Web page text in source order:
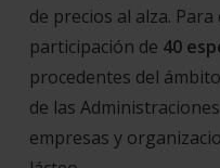
de precios al alza.
participación de 40
procedentes del
de las
empresas y